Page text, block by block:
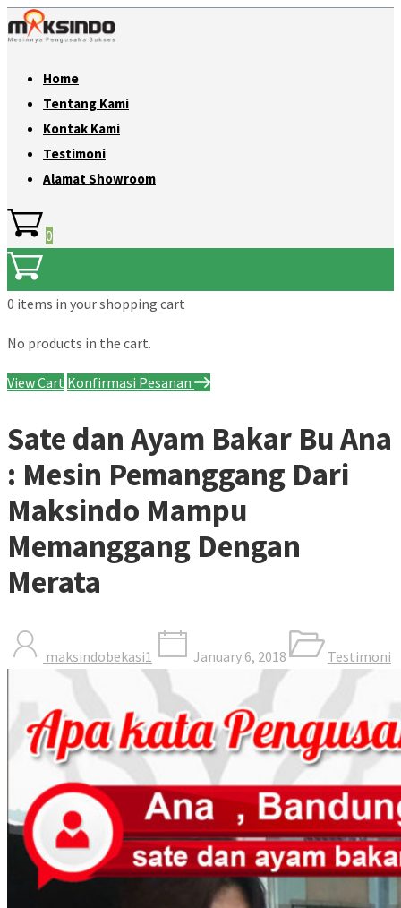
Home
Tentang Kami
Kontak Kami
Testimoni
Alamat Showroom
0
0 items in your shopping cart
No products in the cart.
View Cart Konfirmasi Pesanan
Sate dan Ayam Bakar Bu Ana
: Mesin Pemanggang Dari
Maksindo Mampu
Memanggang Dengan
Merata
maksindobekasi1 January 6, 2018 Testimoni